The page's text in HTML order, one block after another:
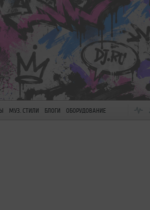
МУЗ. СТИЛИ БЛОГИ ОБОРУДОВАНИЕ